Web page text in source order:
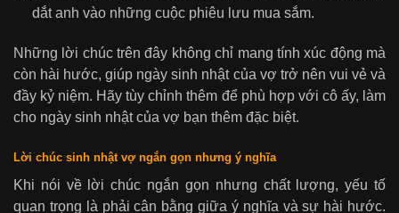
dắt anh vào những cuộc phiêu lưu mua sắm.
Những lời chúc trên đây không chỉ mang tính xúc động mà
còn hài hước, giúp ngày sinh nhật của vợ trở nên vui vẻ và
đầy kỷ niệm. Hãy tùy chỉnh thêm để phù hợp với cô ấy, làm
cho ngày sinh nhật của vợ bạn thêm đặc biệt.
Lời chúc sinh nhật vợ ngắn gọn nhưng ý nghĩa
Khi nói về lời chúc ngắn gọn nhưng chất lượng, yếu tố
quan trọng là phải cân bằng giữa ý nghĩa và sự hài hước.